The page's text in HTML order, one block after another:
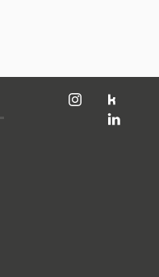
jambit auf instagramjambit auf kununu
jambit auf linkedin